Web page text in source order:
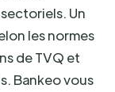
Un
les normes
de TVQ et
Bankeo vous